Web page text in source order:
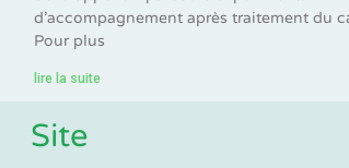
d’accompagnement après traitement du
Pour plus
lire la suite
Site